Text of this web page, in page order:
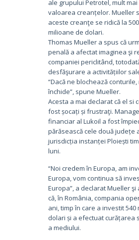
ale grupului Petrotel, mult
valoarea creanțelor. Mueller
aceste creanţe se ridică la
milioane de dolari.
Thomas Mueller a spus că
penală a afectat imaginea şi
companiei periclitând,
desfăşurare a activitățiilor
“Dacă ne blochează conturile,
închide”, spune Mueller.
Acesta a mai declarat că el si
fost șocați și frustraţi.
financiar al Lukoil a fost
părăsească cele două județe
jurisdicția instanței Ploiești
luni.
“Noi credem în Europa, am
Europa, vom continua să
Europa”, a declarat Mueller şi
că, în România, compania
ani, timp în care a investit 540
dolari și a efectuat curățarea
a mediului.